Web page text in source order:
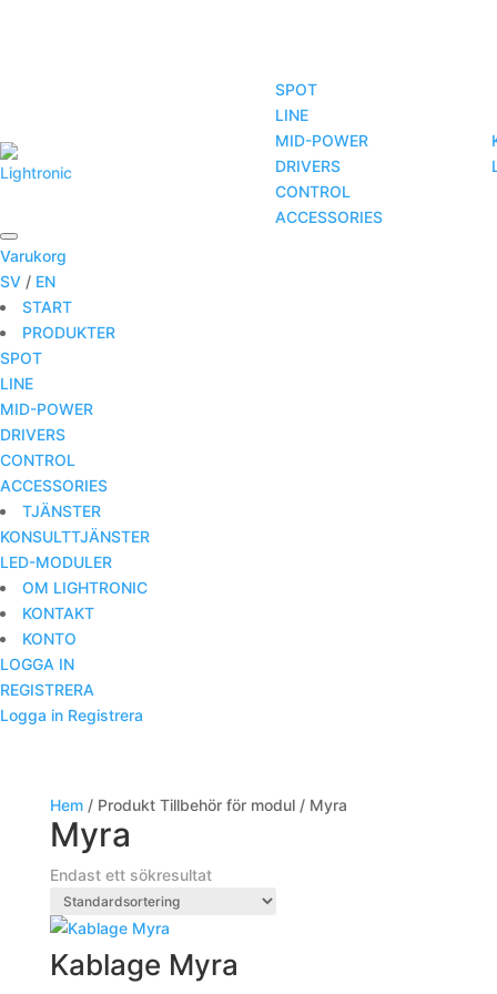
SPOT
LINE
MID-POWER
DRIVERS
CONTROL
ACCESSORIES
Varukorg
SV / EN
START
PRODUKTER
SPOT
LINE
MID-POWER
DRIVERS
CONTROL
ACCESSORIES
TJÄNSTER
KONSULTTJÄNSTER
LED-MODULER
OM LIGHTRONIC
KONTAKT
KONTO
LOGGA IN
REGISTRERA
Logga in Registrera
Hem/ Produkt Tillbehör för modul / Myra
Myra
Endast ett sökresultat
Kablage Myra